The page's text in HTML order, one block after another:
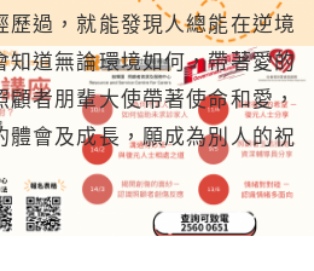
歷過，就能發現人總能在逆境
知道無論環境如何，帶著愛的
顧者朋輩大使帶著使命和愛，
體會及成長，願成為別人的祝